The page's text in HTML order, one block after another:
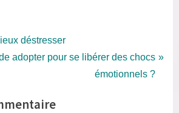
déstresser
adopter pour se libérer des chocs
émotionnels ?